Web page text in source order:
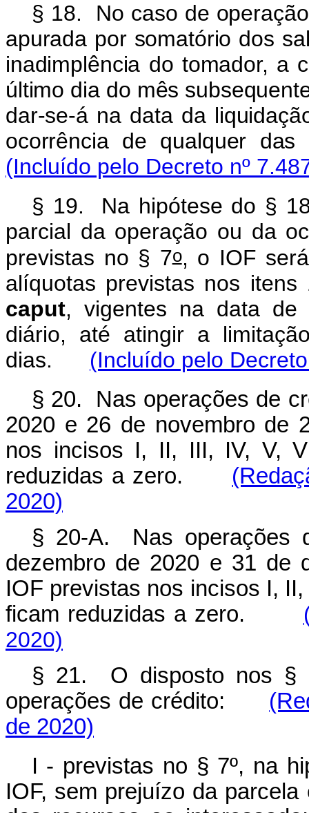
§ 18. No caso de
apurada por somatório dos
inadimplência do tomador, a
último dia do mês
dar-se-á na data da
ocorrência de qualquer
(Incluído pelo Decreto nº
§ 19. Na hipótese do §
parcial da operação ou da
previstas no § 7o, o IOF
alíquotas previstas nos
caput, vigentes na data de
diário, até atingir a
dias. (Incluído pelo
§ 20. Nas operações de
2020 e 26 de novembro de
nos incisos I, II, III, IV, V,
reduzidas a zero.
2020)
§ 20-A. Nas operações
dezembro de 2020 e 31 de
IOF previstas nos incisos I,
ficam reduzidas a zero.
2020)
§ 21. O disposto nos §
operações de crédito:
de 2020)
I - previstas no § 7º, na
IOF, sem prejuízo da